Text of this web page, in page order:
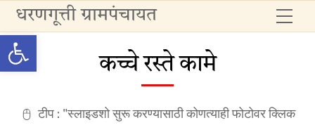
Open toolbar
Skip
to
content
धरणगूत्ती ग्रामपंचायत
कच्चे रस्ते कामे
टीप : "स्लाइडशो सुरू करण्यासाठी कोणत्याही फोटोवर क्लिक